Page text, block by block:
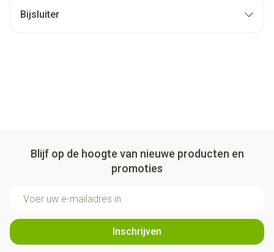
Bijsluiter
Blijf op de hoogte van nieuwe producten en
promoties
Inschrijven